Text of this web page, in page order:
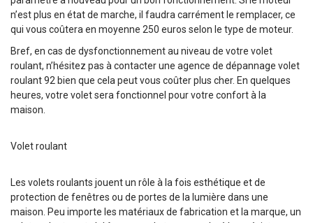
n’est plus en état de marche, il faudra carrément le remplacer, ce
qui vous coûtera en moyenne 250 euros selon le type de moteur.
Bref, en cas de dysfonctionnement au niveau de votre volet
roulant, n’hésitez pas à contacter une agence de dépannage volet
roulant 92 bien que cela peut vous coûter plus cher. En quelques
heures, votre volet sera fonctionnel pour votre confort à la
maison.
Volet roulant
Les volets roulants jouent un rôle à la fois esthétique et de
protection de fenêtres ou de portes de la lumière dans une
maison. Peu importe les matériaux de fabrication et la marque, un